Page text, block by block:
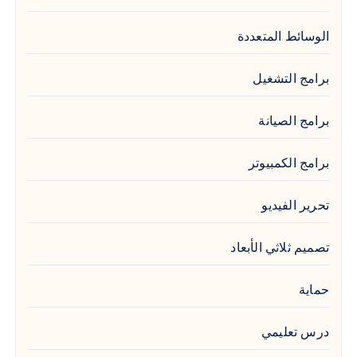
الوسائط المتعددة
برامج التشغيل
برامج الصيانة
برامج الكمبيوتر
تحرير الفيديو
تصميم ثلاثي الأبعاد
حماية
درس تعليمي